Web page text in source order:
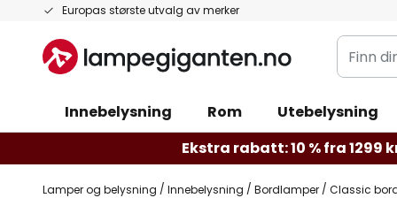
Europas største utvalg av merker
Hopp
innhold
Finn
din
Innebelysning Rom Utebelysning
Ekstra rabatt: 10 % fra 1299
Lamper og belysning Innebelysning Bordlamper Classic